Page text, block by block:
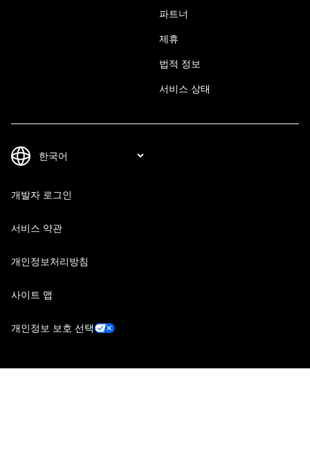
파트너
제휴
법적 정보
서비스 상태
개발자 로그인
서비스 약관
개인정보처리방침
사이트 맵
개인정보 보호 선택